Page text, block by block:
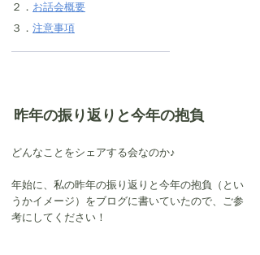
２． お話会概要
３． 注意事項
昨年の振り返りと今年の抱負
どんなことをシェアする会なのか♪
年始に、私の昨年の振り返りと今年の抱負（とい
うかイメージ）をブログに書いていたので、ご参
考にしてください！